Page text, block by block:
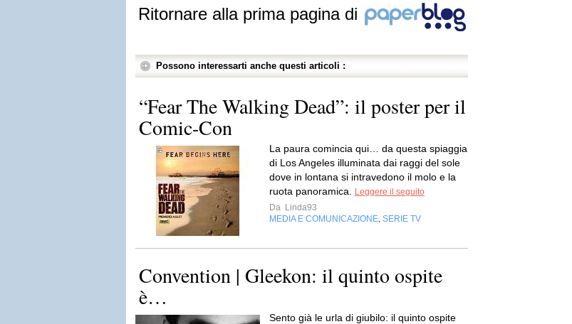
Ritornare alla prima pagina di
Possono interessarti anche questi articoli :
“Fear The Walking Dead”: il poster per il
Comic-Con
La paura comincia qui… da questa spiaggia
di Los Angeles illuminata dai raggi del sole
dove in lontana si intravedono il molo e la
ruota panoramica.
Leggere il seguito
Da Linda93
MEDIA E COMUNICAZIONE SERIE TV
Convention | Gleekon: il quinto ospite
è…
Sento già le urla di giubilo: il quinto ospite